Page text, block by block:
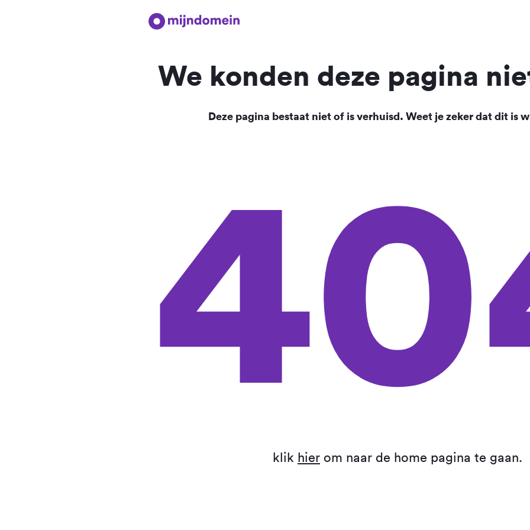
We konden deze pagina
Deze pagina bestaat niet of is verhuisd. Weet je zeker dat dit is
klik hier om naar de home pagina te gaan.